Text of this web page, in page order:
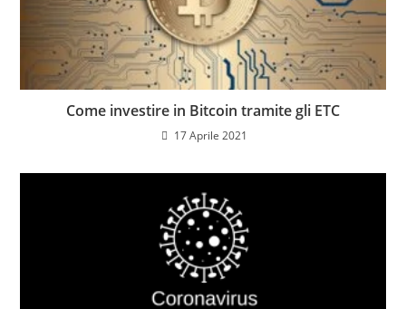
Come investire in Bitcoin tramite gli ETC
17 Aprile 2021